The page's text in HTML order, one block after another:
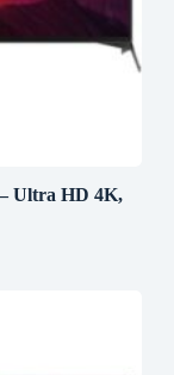
Ultra HD 4K,